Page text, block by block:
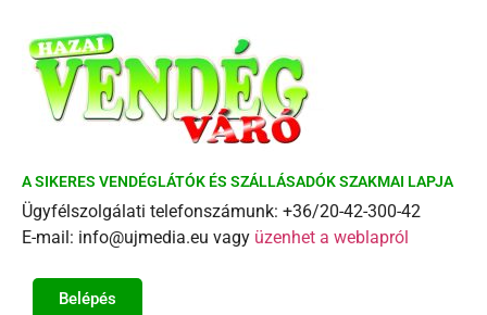
A SIKERES VENDÉGLÁTÓK ÉS SZÁLLÁSADÓK SZAKMAI LAPJA
Ügyfélszolgálati telefonszámunk: +36/20-42-300-42
E-mail: info@ujmedia.eu vagy üzenhet a weblapról
Belépés